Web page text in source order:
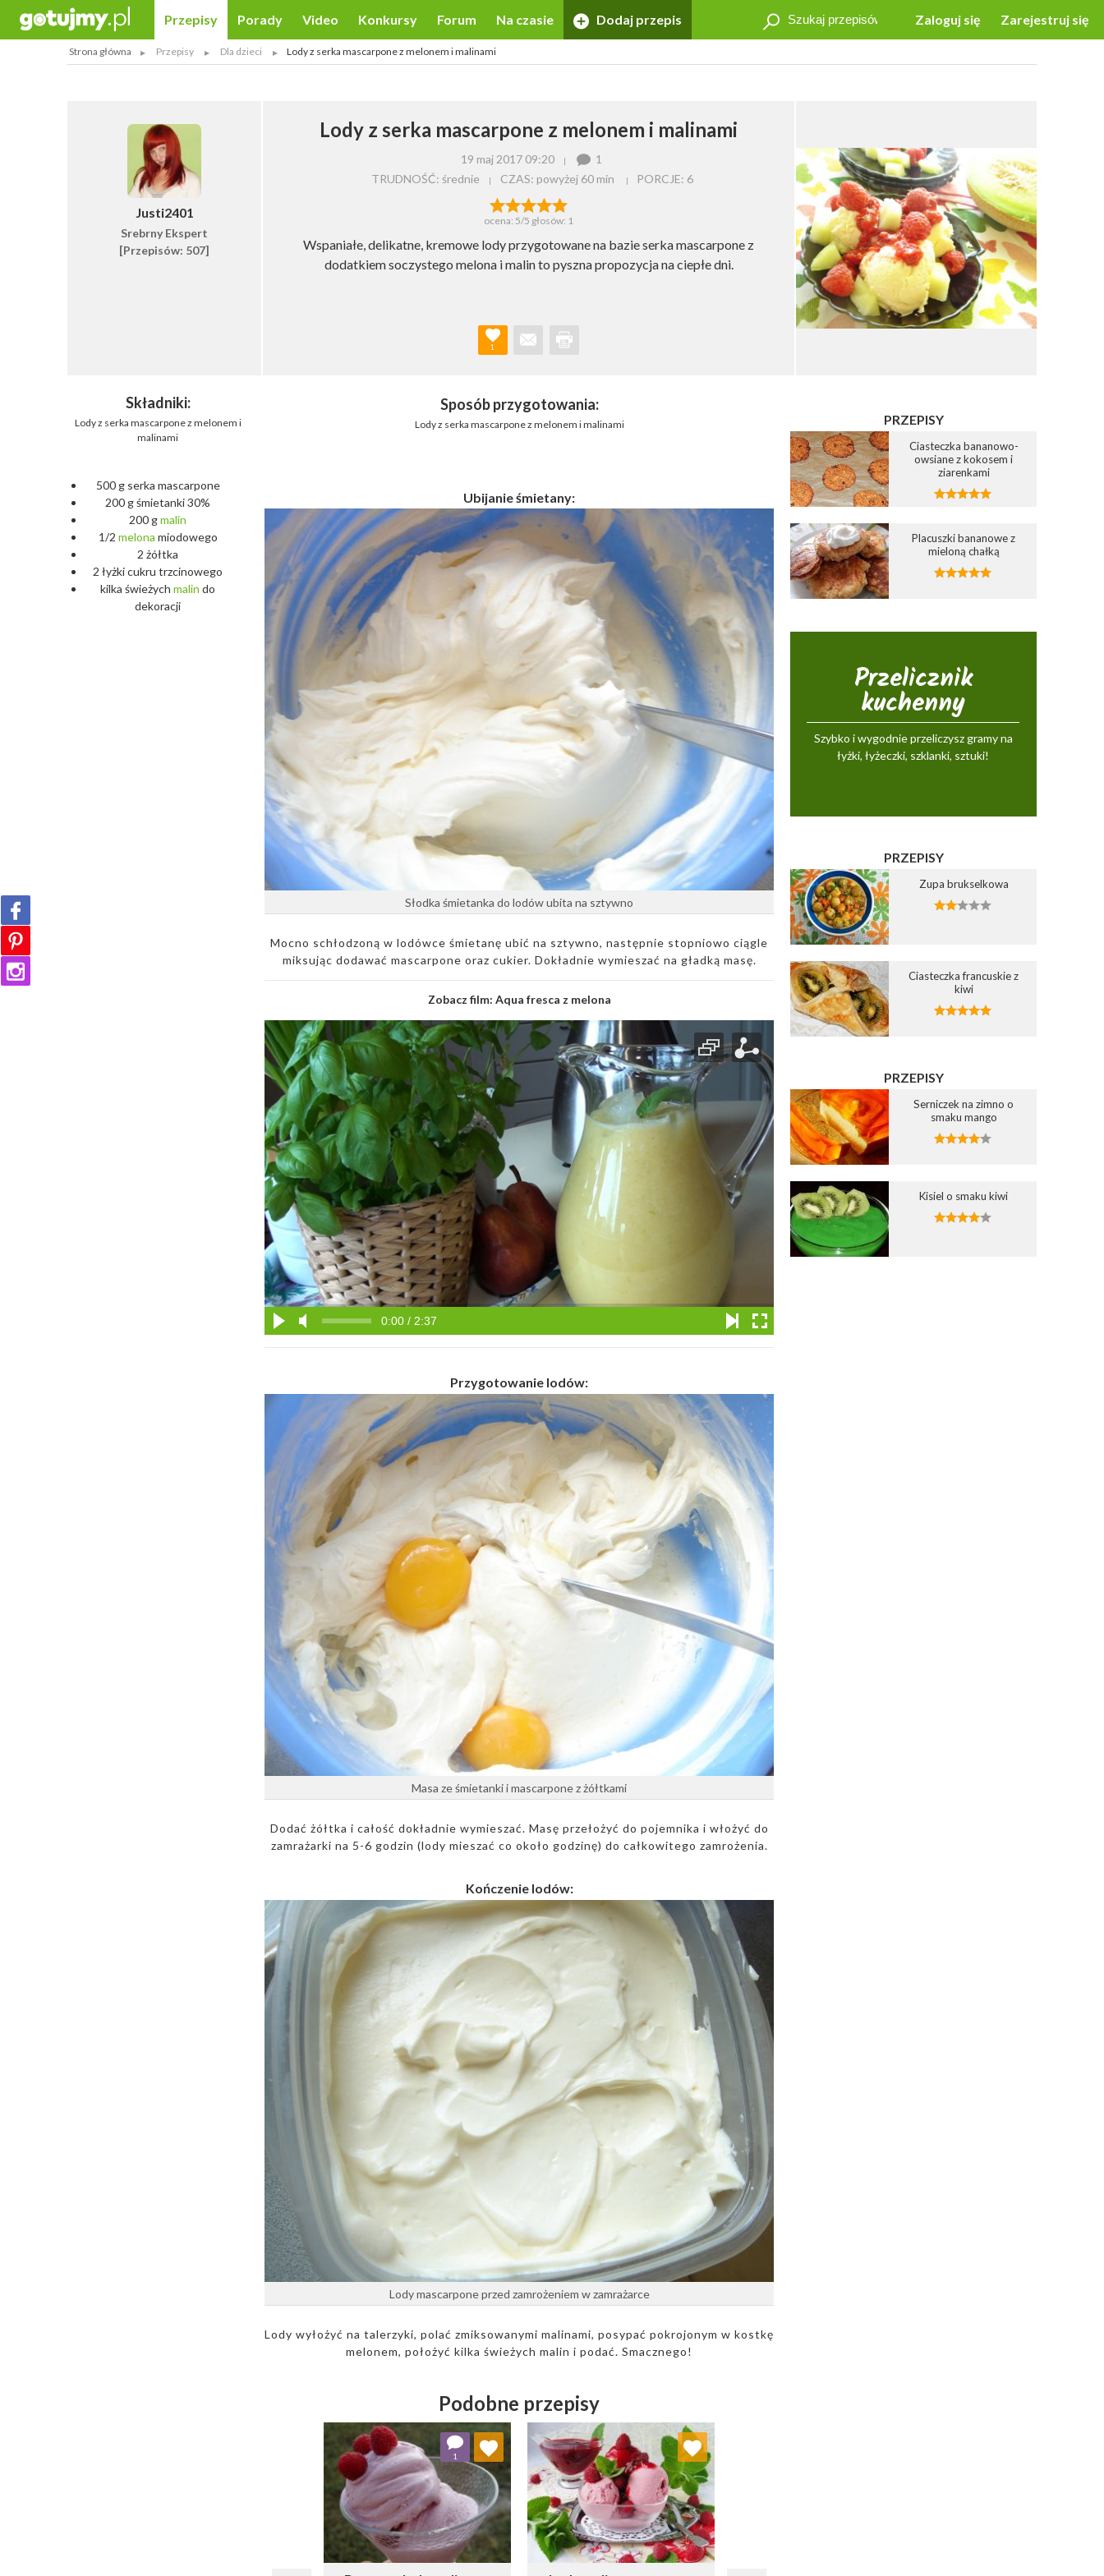
Zaloguj się Zarejestruj się
Przepisy Porady Video Konkursy Forum Na czasie Dodaj przepis
Strona główna Przepisy Dla dzieci Lody z serka mascarpone z melonem i malinami
Justi2401
Srebrny Ekspert
[Przepisów: 507]
Lody z serka mascarpone z melonem i malinami
19 maj 2017 09:20
1
TRUDNOŚĆ: średnie
CZAS: powyżej 60 min PORCJE: 6
ocena: 5/5 głosów: 1
Wspaniałe, delikatne, kremowe lody przygotowane na bazie serka mascarpone z
dodatkiem soczystego melona i malin to pyszna propozycja na ciepłe dni.
1
Składniki:
Lody z serka mascarpone z melonem i
malinami
500 g serka mascarpone
200 g śmietanki 30%
200 gmalin
1/2 melona miodowego
2 żółtka
2 łyżki cukru trzcinowego
kilka świeżych malin do
dekoracji
Sposób przygotowania:
Lody z serka mascarpone z melonem i malinami
Ubijanie śmietany:
Słodka śmietanka do lodów ubita na sztywno
Mocno schłodzoną w lodówce śmietanę ubić na sztywno, następnie stopniowo ciągle
miksując dodawać mascarpone oraz cukier. Dokładnie wymieszać na gładką masę.
Zobacz film: Aqua fresca z melona
0:00 / 2:37
Przygotowanie lodów:
Masa ze śmietanki i mascarpone z żółtkami
Dodać żółtka i całość dokładnie wymieszać. Masę przełożyć do pojemnika i włożyć do
zamrażarki na 5-6 godzin (lody mieszać co około godzinę) do całkowitego zamrożenia.
Kończenie lodów:
Lody mascarpone przed zamrożeniem w zamrażarce
Lody wyłożyć na talerzyki, polać zmiksowanymi malinami, posypać pokrojonym w kostkę
melonem, położyć kilka świeżych malin i podać. Smacznego!
Podobne przepisy
1
Dodaj do ulubionych
Wybierz listę:
Dodaj do ulubionych
Wybierz listę:
PRZEPISY
Ciasteczka bananowo-
owsiane z kokosem i
ziarenkami
Placuszki bananowe z
mieloną chałką
Przelicznik
kuchenny
Szybko i wygodnie przeliczysz gramy na
łyżki, łyżeczki, szklanki, sztuki!
PRZEPISY
Zupa brukselkowa
Ciasteczka francuskie z
kiwi
PRZEPISY
Serniczek na zimno o
smaku mango
Kisiel o smaku kiwi